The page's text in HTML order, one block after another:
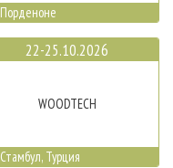
Порденоне
22-25.10.2026
WOODTECH
Стамбул, Турция